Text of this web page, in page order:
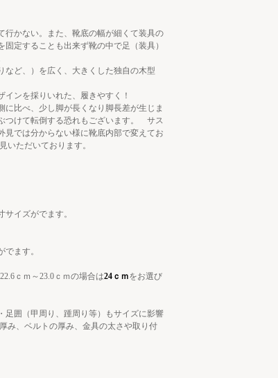
行かない。また、靴底の幅が細くて装具の
定することも出来ず靴の中で足（装具）
など、）を広く、大きくした独自の木型
インを採りいれた、履きやすく！
比べ、少し脚が長くなり脚長差が生じま
つけて転倒する恐れもございます。 サス
では分からない様に靴底内部で変えてお
いただいております。
イズがでます。
ます。
ｃｍ～23.0ｃｍの場合は24ｃｍをお選び
足囲（甲周り、踵周り等）もサイズに影響
み、ベルトの厚み、金具の太さや取り付